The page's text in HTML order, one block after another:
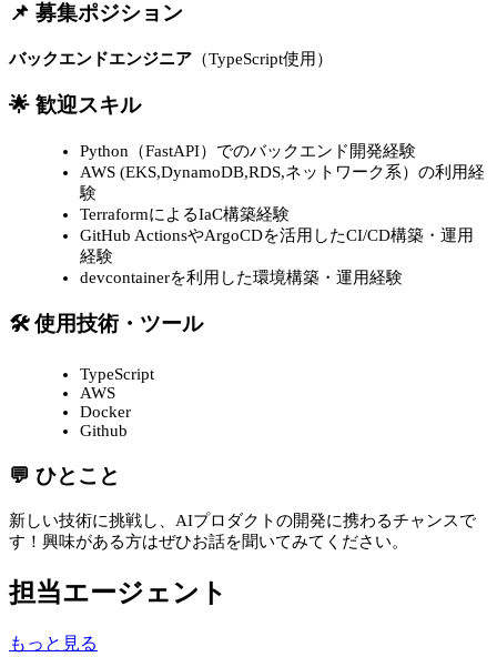
📌 募集ポジション
バックエンドエンジニア （TypeScript使用）
🌟 歓迎スキル
Python（FastAPI）でのバックエンド開発経験
AWS (EKS,DynamoDB,RDS,ネットワーク系）の利用経
験
TerraformによるIaC構築経験
GitHub ActionsやArgoCDを活用したCI/CD構築・運用
経験
devcontainerを利用した環境構築・運用経験
🛠 使用技術・ツール
TypeScript
AWS
Docker
Github
💬 ひとこと
新しい技術に挑戦し、AIプロダクトの開発に携わるチャンスで
す！興味がある方はぜひお話を聞いてみてください。
担当エージェント
もっと見る